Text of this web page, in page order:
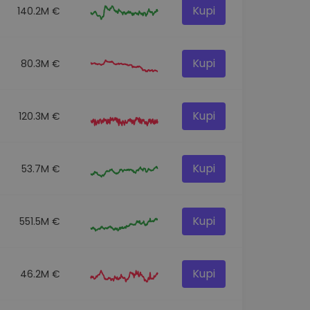
140.2M € Kupi
80.3M € Kupi
120.3M € Kupi
53.7M € Kupi
551.5M € Kupi
46.2M € Kupi